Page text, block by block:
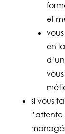
et
en
si vous